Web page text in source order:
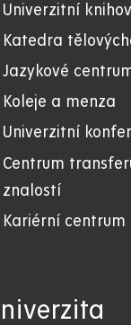
Univerzitní
Katedra
Jazykové
Koleje a menza
Univerzitní
Centrum
znalostí
Kariérní centrum